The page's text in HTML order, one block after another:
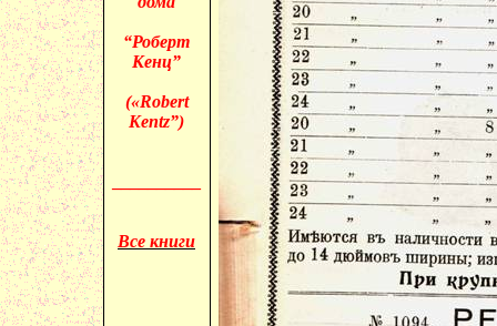
“Роберт
Кенц”
(«Robert
Kentz”)
Все книги